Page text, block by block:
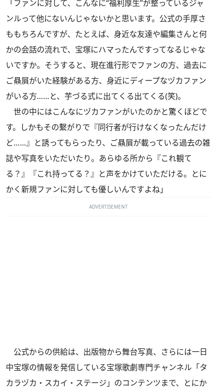
「ファンに対して、こんなに“福利厚生”が整っているジャ
ンルって他にないんじゃないかと思います。公式の手厚さ
ももちろんですが、たとえば、身近な友達や編集さんと何
かの会話の流れで、宝塚にハマったんですってなるじゃな
いですか。そうすると、現在進行形でファンの方、過去に
ご贔屓がいた経験がある方、身近にディープなヅカファン
がいる方……と、芋づる式に出てくる出てくる(笑)。
世の中にはこんなにヅカファンがいたのかと驚くほどで
す。しかもその繫がりで『同行者が行けなくなったんだけ
ど……』と誘ってもらったり、ご贔屓が載っている過去の雑
誌や写真をいただいたり。あらゆる所から『これ観て
る？』『これ持ってる？』と声をかけていただける。とに
かく新規ファンに対しても優しいんですよね」
ADVERTISEMENT
公式からの供給は、出版物から舞台写真、さらには一日
中宝塚の情報を発信している宝塚歌劇専門チャンネル「タ
カラヅカ・スカイ・ステージ」のコンテンツまで、とにか